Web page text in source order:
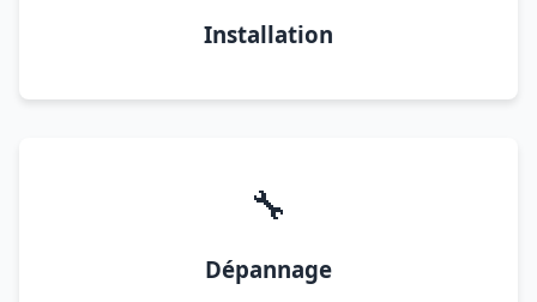
Installation
🔧
Dépannage